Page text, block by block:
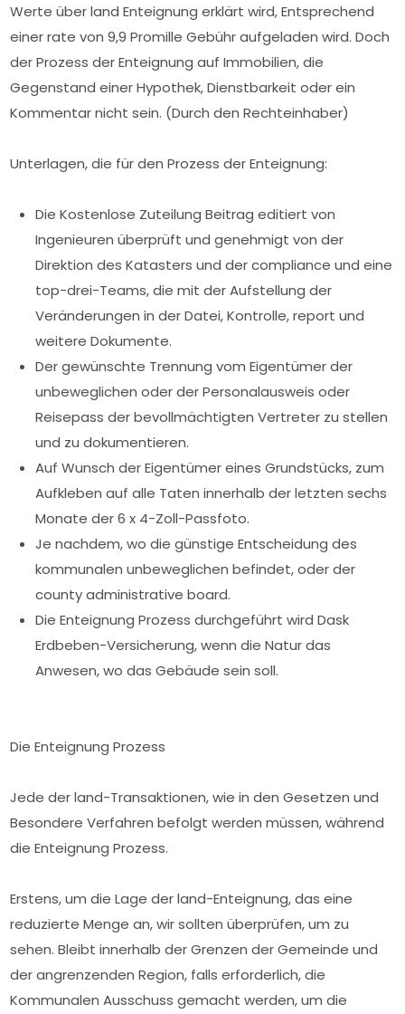
Werte über land Enteignung erklärt wird, Entsprechend
einer rate von 9,9 Promille Gebühr aufgeladen wird. Doch
der Prozess der Enteignung auf Immobilien, die
Gegenstand einer Hypothek, Dienstbarkeit oder ein
Kommentar nicht sein. (Durch den Rechteinhaber)
Unterlagen, die für den Prozess der Enteignung:
Die Kostenlose Zuteilung Beitrag editiert von
Ingenieuren überprüft und genehmigt von der
Direktion des Katasters und der compliance und eine
top-drei-Teams, die mit der Aufstellung der
Veränderungen in der Datei, Kontrolle, report und
weitere Dokumente.
Der gewünschte Trennung vom Eigentümer der
unbeweglichen oder der Personalausweis oder
Reisepass der bevollmächtigten Vertreter zu stellen
und zu dokumentieren.
Auf Wunsch der Eigentümer eines Grundstücks, zum
Aufkleben auf alle Taten innerhalb der letzten sechs
Monate der 6 x 4-Zoll-Passfoto.
Je nachdem, wo die günstige Entscheidung des
kommunalen unbeweglichen befindet, oder der
county administrative board.
Die Enteignung Prozess durchgeführt wird Dask
Erdbeben-Versicherung, wenn die Natur das
Anwesen, wo das Gebäude sein soll.
Die Enteignung Prozess
Jede der land-Transaktionen, wie in den Gesetzen und
Besondere Verfahren befolgt werden müssen, während
die Enteignung Prozess.
Erstens, um die Lage der land-Enteignung, das eine
reduzierte Menge an, wir sollten überprüfen, um zu
sehen. Bleibt innerhalb der Grenzen der Gemeinde und
der angrenzenden Region, falls erforderlich, die
Kommunalen Ausschuss gemacht werden, um die